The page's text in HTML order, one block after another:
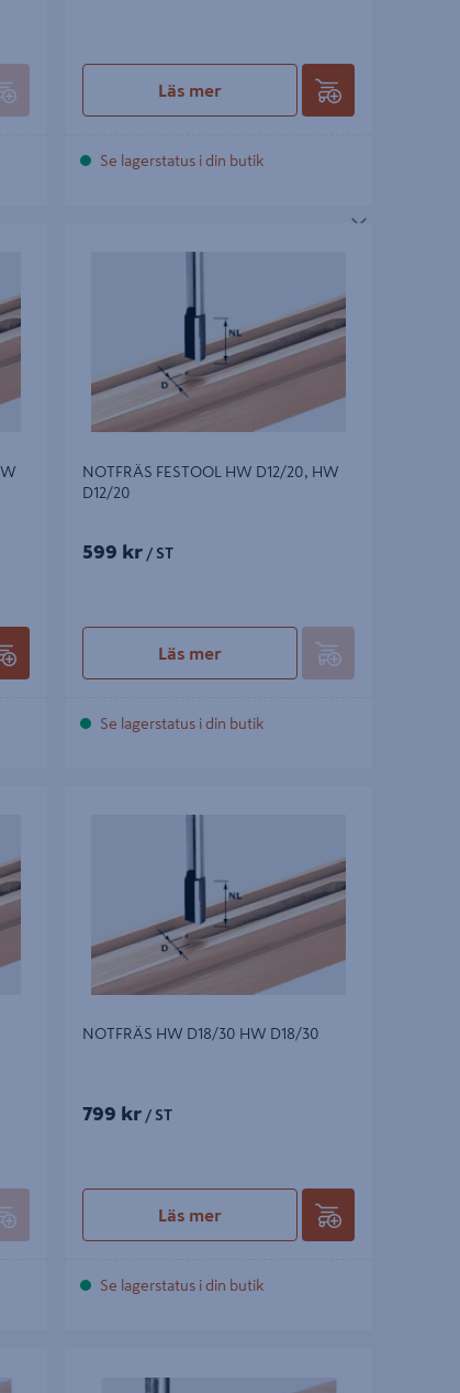
Läs mer
Se lagerstatus i din butik
NOTFRÄS FESTOOL HW D12/20, HW
D12/20
599 kr / ST
Läs mer
Se lagerstatus i din butik
NOTFRÄS HW D18/30 HW D18/30
799 kr / ST
Läs mer
Se lagerstatus i din butik